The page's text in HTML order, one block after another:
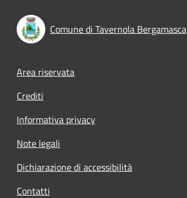
Comune di Tavernola Bergamasca
Footer menu
Area riservata
Crediti
Informativa privacy
Note legali
Dichiarazione di accessibilità
Contatti